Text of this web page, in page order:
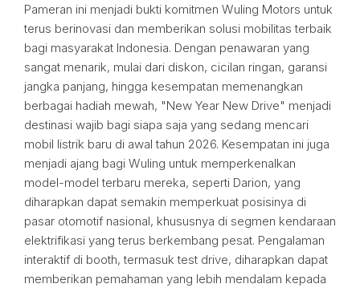
Pameran ini menjadi bukti komitmen Wuling Motors untuk
terus berinovasi dan memberikan solusi mobilitas terbaik
bagi masyarakat Indonesia. Dengan penawaran yang
sangat menarik, mulai dari diskon, cicilan ringan, garansi
jangka panjang, hingga kesempatan memenangkan
berbagai hadiah mewah, "New Year New Drive" menjadi
destinasi wajib bagi siapa saja yang sedang mencari
mobil listrik baru di awal tahun 2026. Kesempatan ini juga
menjadi ajang bagi Wuling untuk memperkenalkan
model-model terbaru mereka, seperti Darion, yang
diharapkan dapat semakin memperkuat posisinya di
pasar otomotif nasional, khususnya di segmen kendaraan
elektrifikasi yang terus berkembang pesat. Pengalaman
interaktif di booth, termasuk test drive, diharapkan dapat
memberikan pemahaman yang lebih mendalam kepada